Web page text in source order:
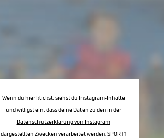
Wenn du hier klickst, siehst du Instagram-Inhalte
und willigst ein, dass deine Daten zu den in der
Datenschutzerklärung von Instagram
dargestellten Zwecken verarbeitet werden. SPORT1